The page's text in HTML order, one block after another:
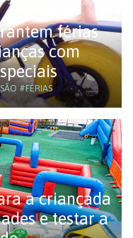
férias
com
#FÉRIAS
a criançada
e testar a